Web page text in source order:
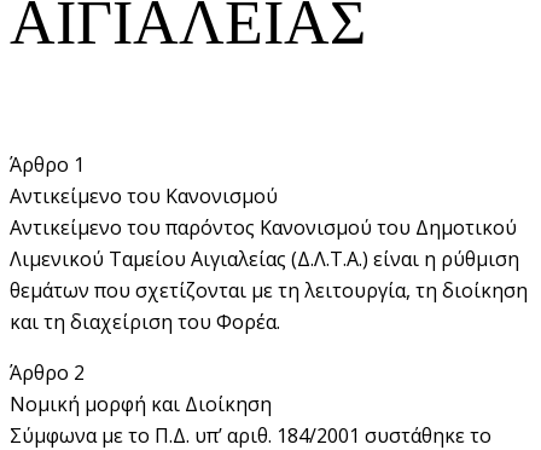
ΑΙΓΙΑΛΕΙΑΣ
Άρθρο 1
Αντικείμενο του Κανονισμού
Αντικείμενο του παρόντος Κανονισμού του Δημοτικού
Λιμενικού Ταμείου Αιγιαλείας (Δ.Λ.Τ.Α.) είναι η ρύθμιση
θεμάτων που σχετίζονται με τη λειτουργία, τη διοίκηση
και τη διαχείριση του Φορέα.
Άρθρο 2
Νομική μορφή και Διοίκηση
Σύμφωνα με το Π.Δ. υπ’ αριθ. 184/2001 συστάθηκε το